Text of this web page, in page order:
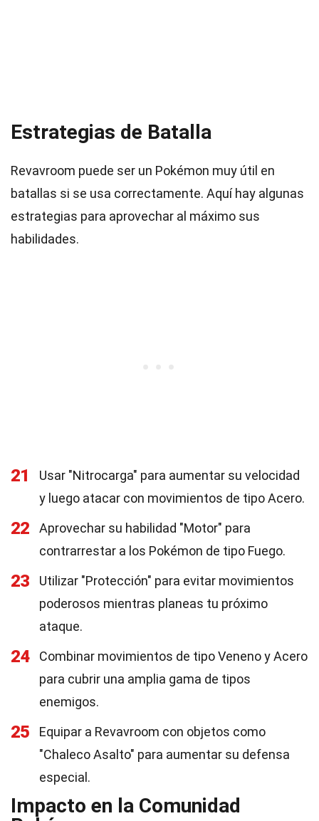
Estrategias de Batalla
Revavroom puede ser un Pokémon muy útil en
batallas si se usa correctamente. Aquí hay algunas
estrategias para aprovechar al máximo sus
habilidades.
21
Usar "Nitrocarga" para aumentar su velocidad
y luego atacar con movimientos de tipo Acero.
22
Aprovechar su habilidad "Motor" para
contrarrestar a los Pokémon de tipo Fuego.
23
Utilizar "Protección" para evitar movimientos
poderosos mientras planeas tu próximo
ataque.
24
Combinar movimientos de tipo Veneno y Acero
para cubrir una amplia gama de tipos
enemigos.
25
Equipar a Revavroom con objetos como
"Chaleco Asalto" para aumentar su defensa
especial.
Impacto en la Comunidad